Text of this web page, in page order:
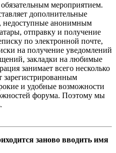
мероприятием.
дополнительные
недоступные анонимным
отправку и получение
по электронной почте,
на получение уведомлений
закладки на любимые
занимает всего несколько
зарегистрированным
и удобные возможности
форума. Поэтому мы
заново вводить имя